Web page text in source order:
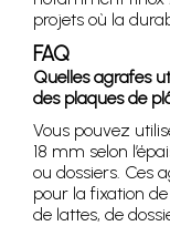
projets où la
FAQ
Quelles agrafes
des plaques de
Vous pouvez
18 mm selon
ou dossiers. Ces
pour la fixation
de lattes, de